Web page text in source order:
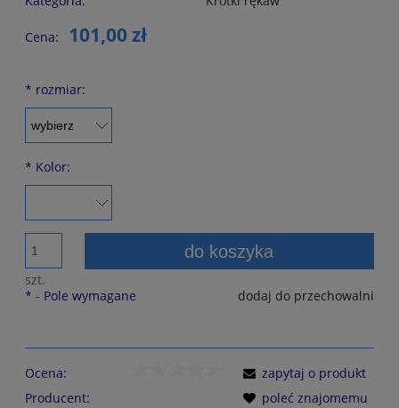
Cena: 101,00 zł
* rozmiar:
* Kolor:
szt.
do koszyka
dodaj do przechowalni
* - Pole wymagane
Ocena:
Producent:
zapytaj o produkt
poleć znajomemu